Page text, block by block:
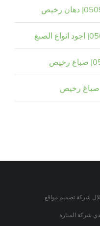
شركة تصميم مواقع
شركة المنارة